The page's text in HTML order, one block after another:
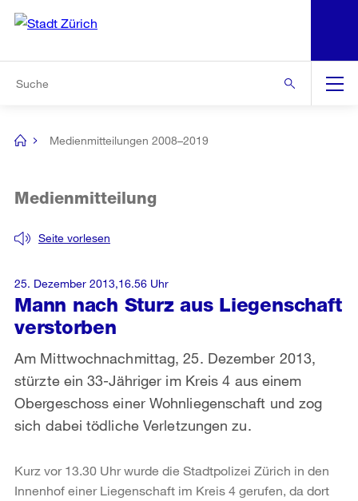
Navigation
[no
Medienmitteilungen 2008–2019
Mann nach Sturz aus Liegenschaft
verstorben
Seite vorlesen
Medienmitteilung
Am Mittwochnachmittag, 25. Dezember 2013,
stürzte ein 33-Jähriger im Kreis 4 aus einem
Obergeschoss einer Wohnliegenschaft und zog
sich dabei tödliche Verletzungen zu.
25. Dezember 2013,16.56 Uhr
Kurz vor 13.30 Uhr wurde die Stadtpolizei Zürich in den
Innenhof einer Liegenschaft im Kreis 4 gerufen, da dort